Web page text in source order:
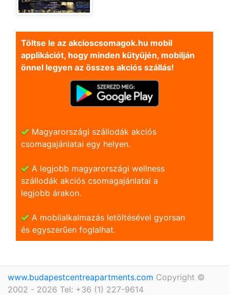
Töltse le az akcioscsomagok.hu mobil
applikációt, hogy minden kütyüjén, mobilján
önnel legyen az összes akciós szállás!
Magyarországi szállodák akciós
csomagajánlatai egy helyen.
A legjobb magyarországi wellness
szállodák akciós csomagajánlatai a
legjobb árakon.
A mobilalkalmazás letöltésével gyorsan
és egyszerũen foglalhat.
www.budapestcentreapartments.com Copyright ©
2002 - 2026 Tel: +36 (1) 227-9614